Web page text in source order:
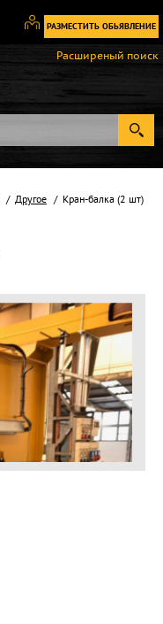
РАЗМЕСТИТЬ ОБЬЯВЛЕНИЕ
Вход
Регистрация
Расширеный поиск
Другое Кран-балка (2 шт)